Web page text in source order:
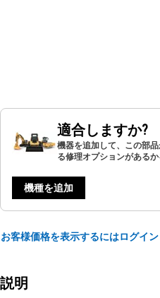
適合しますか?
機器を追加して、この部
る修理オプションがあるか
機種を追加
お客様価格を表示するにはログイ
説明